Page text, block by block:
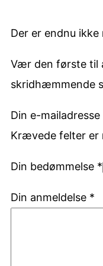
Der er endnu ikke
Vær den første til
skridhæmmende
Din e-
Krævede felter er
Din bedømmelse *
Din anmeldelse *